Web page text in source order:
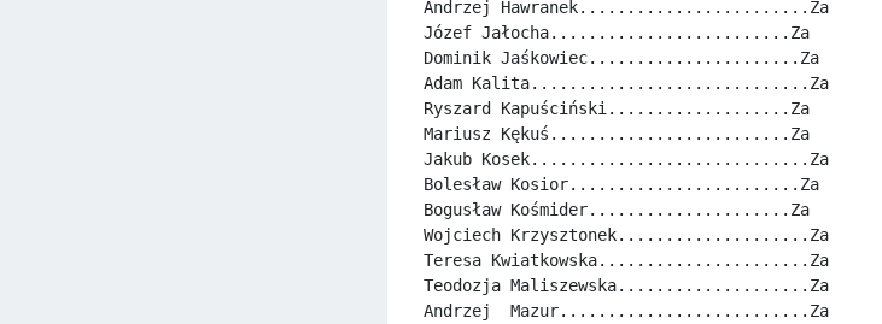
Andrzej Hawranek........................Za
Józef Jałocha.........................Za
Dominik Jaśkowiec......................Za
Adam Kalita.............................Za
Ryszard Kapuściński...................Za
Mariusz Kękuś.........................Za
Jakub Kosek.............................Za
Bolesław Kosior........................Za
Bogusław Kośmider.....................Za
Wojciech Krzysztonek....................Za
Teresa Kwiatkowska......................Za
Teodozja Maliszewska....................Za
Andrzej  Mazur..........................Za